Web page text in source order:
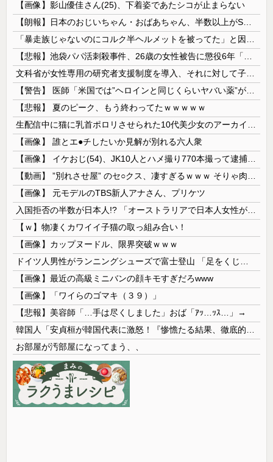
【画像】影山優佳さん(25)、下着姿であたシコが止まらない
【悲報】 夏のピーク、もう終わってたｗｗｗｗｗ
【画像】 誰とエ●チしたいか見解が別れる六人衆
【画像】 元モデルのTBS新人アナさん、プリケツ
【ｗ】物凄くカワイイ子猫の取っ組み合い！
【画像】カップヌードル、限界突破ｗｗｗ
【画像】最近の高級ミニバンの顔キモすぎだろwww
【画像】「ワイらのゴマキ（３９）」
【悲報】美容師「…手は尽くしました」おば「ｱｯ…ｯｽ…」→
お部屋が汚部屋になってまう、、